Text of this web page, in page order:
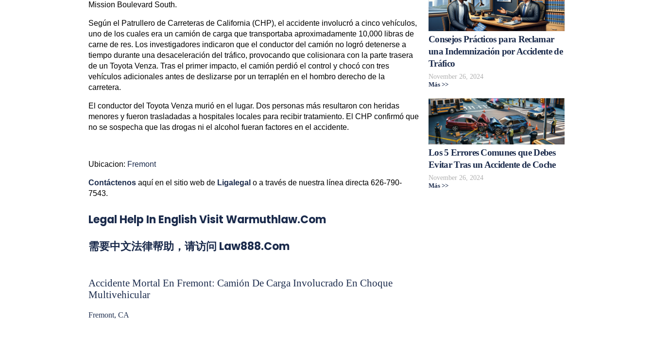
Mission Boulevard South.
Según el Patrullero de Carreteras de California (CHP), el accidente involucró a cinco vehículos,
uno de los cuales era un camión de carga que transportaba aproximadamente 10,000 libras de
carne de res. Los investigadores indicaron que el conductor del camión no logró detenerse a
tiempo durante una desaceleración del tráfico, provocando que colisionara con la parte trasera
de un Toyota Venza. Tras el primer impacto, el camión perdió el control y chocó con tres
vehículos adicionales antes de deslizarse por un terraplén en el hombro derecho de la
carretera.
El conductor del Toyota Venza murió en el lugar. Dos personas más resultaron con heridas
menores y fueron trasladadas a hospitales locales para recibir tratamiento. El CHP confirmó que
no se sospecha que las drogas ni el alcohol fueran factores en el accidente.
Ubicacion: Fremont
Contáctenos aquí en el sitio web de Ligalegal o a través de nuestra línea directa 626-790-
7543.
Legal Help In English Visit Warmuthlaw.com
需要中文法律帮助，请访问 Law888.com
Accidente Mortal En Fremont: Camión De Carga Involucrado En Choque
Multivehicular
Fremont, CA
Consejos Prácticos para Reclamar
una Indemnización por Accidente de
Tráfico
November 26, 2024
Más >>
Los 5 Errores Comunes que Debes
Evitar Tras un Accidente de Coche
November 26, 2024
Más >>